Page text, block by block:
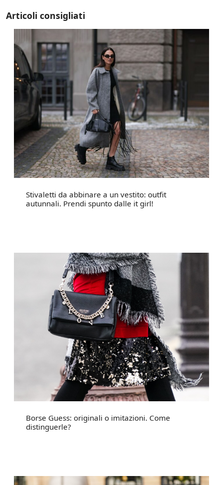
Articoli consigliati
Stivaletti da abbinare a un vestito: outfit
autunnali. Prendi spunto dalle it girl!
Borse Guess: originali o imitazioni. Come
distinguerle?